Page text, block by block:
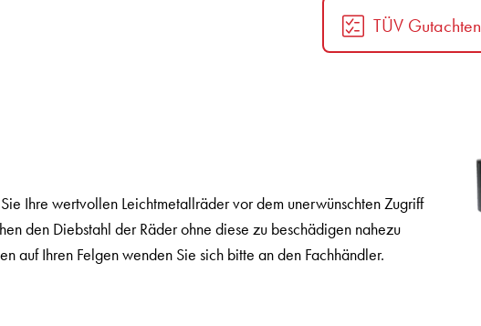
TÜV Gutachten
Ihre wertvollen Leichtmetallräder vor dem unerwünschten Zugriff
den Diebstahl der Räder ohne diese zu beschädigen nahezu
auf Ihren Felgen wenden Sie sich bitte an den Fachhändler.